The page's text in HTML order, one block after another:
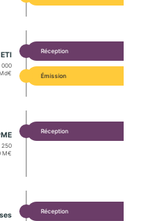
ETI
000
Réception
Émission
250
M€
Réception
Réception